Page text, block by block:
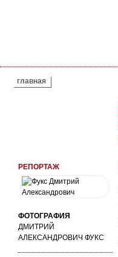
ВЫ ЗДЕСЬ
главная
РЕПОРТАЖ
ФОТОГРАФИЯ
ДМИТРИЙ
АЛЕКСАНДРОВИЧ ФУКС